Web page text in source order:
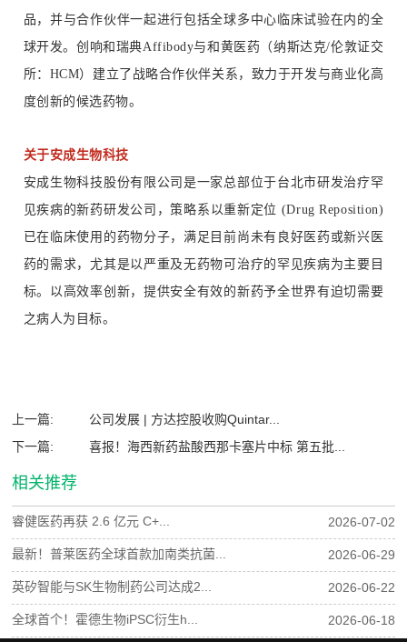
品，并与合作伙伴一起进行包括全球多中心临床试验在内的全
球开发。创响和瑞典Affibody与和黄医药（纳斯达克/伦敦证交
所：HCM）建立了战略合作伙伴关系，致力于开发与商业化高
度创新的候选药物。
关于安成生物科技
安成生物科技股份有限公司是一家总部位于台北市研发治疗罕
见疾病的新药研发公司，策略系以重新定位 (Drug Reposition)
已在临床使用的药物分子，满足目前尚未有良好医药或新兴医
药的需求，尤其是以严重及无药物可治疗的罕见疾病为主要目
标。以高效率创新，提供安全有效的新药予全世界有迫切需要
之病人为目标。
上一篇:
公司发展 | 方达控股收购Quintar...
下一篇:
喜报！海西新药盐酸西那卡塞片中标 第五批...
相关推荐
睿健医药再获 2.6 亿元 C+... 2026-07-02
最新！普莱医药全球首款加南类抗菌... 2026-06-29
英矽智能与SK生物制药公司达成2... 2026-06-22
全球首个！霍德生物iPSC衍生h... 2026-06-18